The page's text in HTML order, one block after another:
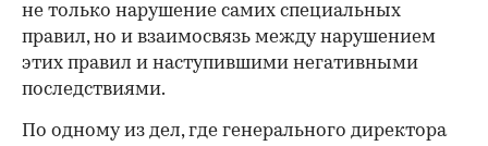
не только нарушение самих специальных
правил, но и взаимосвязь между нарушением
этих правил и наступившими негативными
последствиями.
По одному из дел, где генерального директора